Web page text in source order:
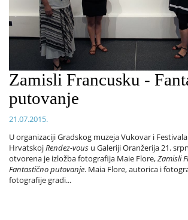
Zamisli Francusku -
putovanje
21.07.2015.
U organizaciji Gradskog muzeja Vukovar i
HrvatskojRendez-vous u Galeriji Oranžerija 21.
otvorena je izložba fotografija Maie Flore,Zamisli
Fantastično putovanje. Maia Flore, autorica i
fotografije gradi...